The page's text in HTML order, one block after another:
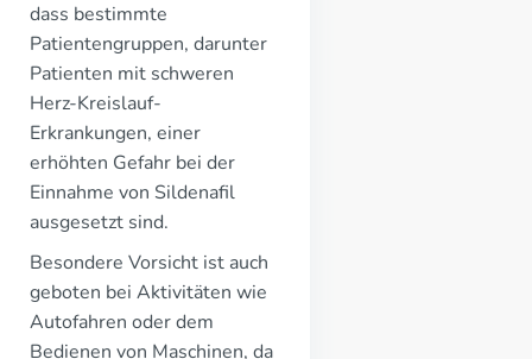
dass bestimmte
Patientengruppen, darunter
Patienten mit schweren
Herz-Kreislauf-
Erkrankungen, einer
erhöhten Gefahr bei der
Einnahme von Sildenafil
ausgesetzt sind.
Besondere Vorsicht ist auch
geboten bei Aktivitäten wie
Autofahren oder dem
Bedienen von Maschinen, da